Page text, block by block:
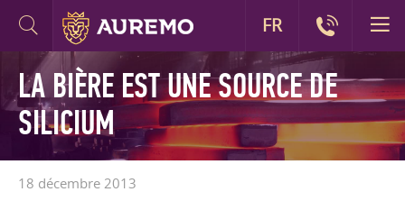
LA BIÈRE EST UNE SOURCE DE
SILICIUM
18 décembre 2013
FR